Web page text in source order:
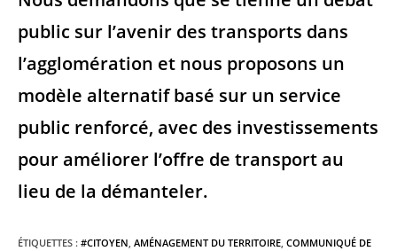
public sur l’avenir des transports dans
l’agglomération et nous proposons un
modèle alternatif basé sur un service
public renforcé, avec des investissements
pour améliorer l’offre de transport au
lieu de la démanteler.
ÉTIQUETTES : #CITOYEN AMÉNAGEMENT DU TERRITOIRE COMMUNIQUÉ DE